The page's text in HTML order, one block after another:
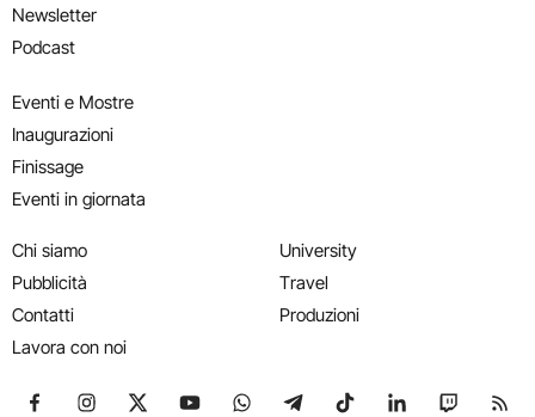
Newsletter
Podcast
Eventi e Mostre
Inaugurazioni
Finissage
Eventi in giornata
Chi siamo
Pubblicità
Contatti
Lavora con noi
University
Travel
Produzioni
Seguici su Facebook
Seguici su Instagram
Seguici su X
Seguici su YouTube
Seguici su WhatsApp
Seguici su Telegram
Seguici su TikTok
Seguici su
Seguici